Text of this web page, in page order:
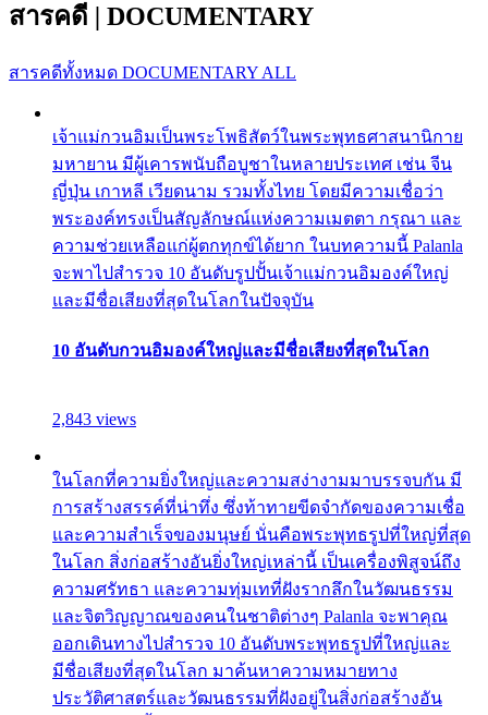
สารคดี | DOCUMENTARY
สารคดีทั้งหมด DOCUMENTARY ALL
เจ้าแม่กวนอิมเป็นพระโพธิสัตว์ในพระพุทธศาสนานิกาย
มหายาน มีผู้เคารพนับถือบูชาในหลายประเทศ เช่น จีน
ญี่ปุ่น เกาหลี เวียดนาม รวมทั้งไทย โดยมีความเชื่อว่า
พระองค์ทรงเป็นสัญลักษณ์แห่งความเมตตา กรุณา และ
ความช่วยเหลือแก่ผู้ตกทุกข์ได้ยาก ในบทความนี้ Palanla
จะพาไปสำรวจ 10 อันดับรูปปั้นเจ้าแม่กวนอิมองค์ใหญ่
และมีชื่อเสียงที่สุดในโลกในปัจจุบัน
10 อันดับกวนอิมองค์ใหญ่และมีชื่อเสียงที่สุดในโลก
2,843 views
ในโลกที่ความยิ่งใหญ่และความสง่างามมาบรรจบกัน มี
การสร้างสรรค์ที่น่าทึ่ง ซึ่งท้าทายขีดจำกัดของความเชื่อ
และความสำเร็จของมนุษย์ นั่นคือพระพุทธรูปที่ใหญ่ที่สุด
ในโลก สิ่งก่อสร้างอันยิ่งใหญ่เหล่านี้ เป็นเครื่องพิสูจน์ถึง
ความศรัทธา และความทุ่มเทที่ฝังรากลึกในวัฒนธรรม
และจิตวิญญาณของคนในชาติต่างๆ Palanla จะพาคุณ
ออกเดินทางไปสำรวจ 10 อันดับพระพุทธรูปที่ใหญ่และ
มีชื่อเสียงที่สุดในโลก มาค้นหาความหมายทาง
ประวัติศาสตร์และวัฒนธรรมที่ฝังอยู่ในสิ่งก่อสร้างอัน